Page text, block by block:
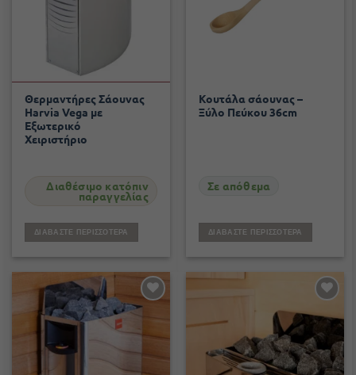
Θερμαντήρες Σάουνας
Harvia Vega με
Εξωτερικό
Χειριστήριο
Διαθέσιμο κατόπιν
παραγγελίας
ΔΙΑΒΆΣΤΕ ΠΕΡΙΣΣΌΤΕΡΑ
Κουτάλα σάουνας –
Ξύλο Πεύκου 36cm
Σε απόθεμα
ΔΙΑΒΆΣΤΕ ΠΕΡΙΣΣΌΤΕΡΑ
Add to
wishlist
Add to
wishlist